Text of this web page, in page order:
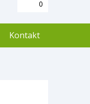
0
Kontakt